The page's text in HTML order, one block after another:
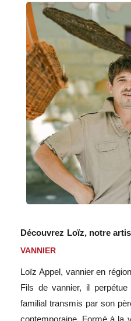
Consulter le
Découvrez Loïz, notre
VANNIER
Loïz Appel, vannier en
Fils de vannier, il
familial transmis par son
contemporaine. Formé à la